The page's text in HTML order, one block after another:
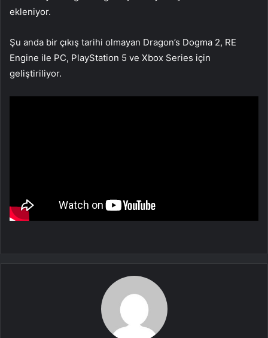
ekleniyor.
Şu anda bir çıkış tarihi olmayan Dragon’s Dogma 2, RE
Engine ile PC, PlayStation 5 ve Xbox Series için
geliştiriliyor.